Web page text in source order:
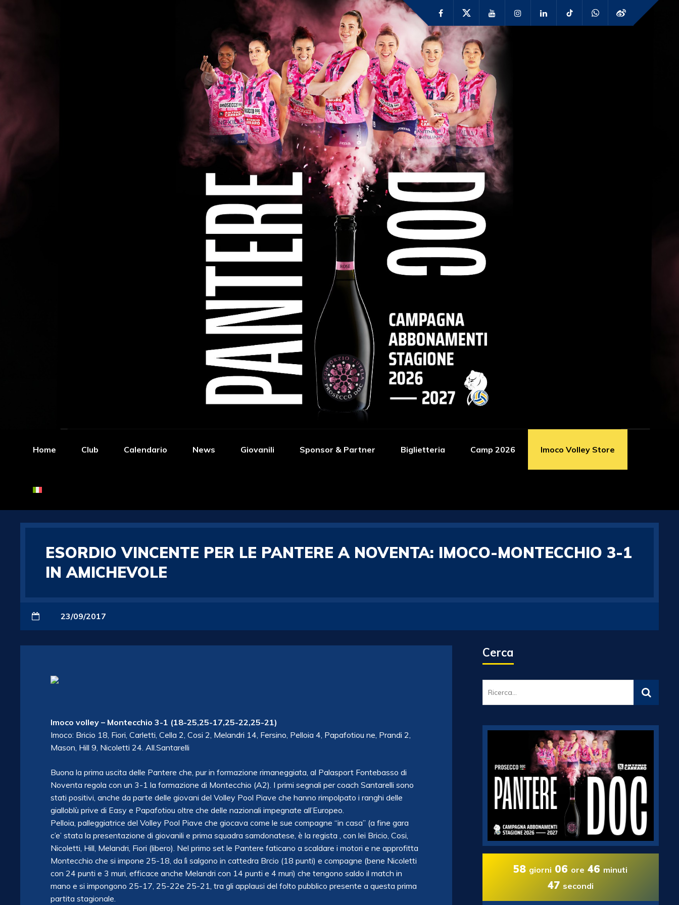
Home Club Calendario News Giovanili Sponsor & Partner Biglietteria Camp 2026 Imoco Volley Store
ESORDIO VINCENTE PER LE PANTERE A NOVENTA: IMOCO-MONTECCHIO 3-1
IN AMICHEVOLE
23/09/2017
Imoco volley – Montecchio 3-1 (18-25,25-17,25-22,25-21)
Imoco: Bricio 18, Fiori, Carletti, Cella 2, Cosi 2, Melandri 14, Fersino, Pelloia 4, Papafotiou ne, Prandi 2,
Mason, Hill 9, Nicoletti 24. All.Santarelli
Buona la prima uscita delle Pantere che, pur in formazione rimaneggiata, al Palasport Fontebasso di
Noventa regola con un 3-1 la formazione di Montecchio (A2). I primi segnali per coach Santarelli sono
stati positivi, anche da parte delle giovani del Volley Pool Piave che hanno rimpolpato i ranghi delle
gialloblù prive di Easy e Papafotiou oltre che delle nazionali impegnate all’Europeo.
Pelloia, palleggiatrice del Volley Pool Piave che giocava come le sue compagne “in casa” (a fine gara
c’e’ stata la presentazione di giovanili e prima squadra samdonatese, è la regista , con lei Bricio, Cosi,
Nicoletti, Hill, Melandri, Fiori (libero). Nel primo set le Pantere faticano a scaldare i motori e ne approfitta
Montecchio che si impone 25-18, da lì salgono in cattedra Brcio (18 punti) e compagne (bene Nicoletti
con 24 punti e 3 muri, efficace anche Melandri con 14 punti e 4 muri) che tengono saldo il match in
mano e si impongono 25-17, 25-22e 25-21, tra gli applausi del folto pubblico presente a questa prima
partita stagionale.
Cerca
58 giorni 06 ore 46 minuti
46 secondi